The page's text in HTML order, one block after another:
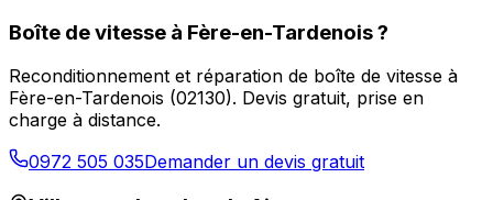
Boîte de vitesse à Fère-en-Tardenois?
Reconditionnement et réparation de boîte de vitesse à
Fère-en-Tardenois (02130). Devis gratuit, prise en
charge à distance.
0972 505 035Demander un devis gratuit